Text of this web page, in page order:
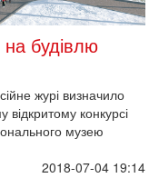
на будівлю
журі визначило
конкурсі
музею
2018-07-04 19:14